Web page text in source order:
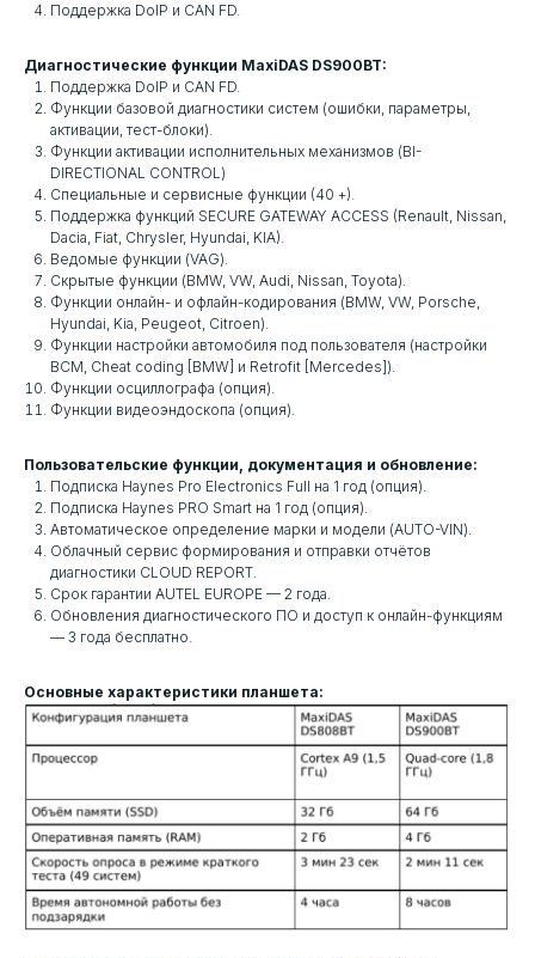
Поддержка DoIP и CAN FD.
Диагностические функции MaxiDAS DS900BT:
Поддержка DoIP и CAN FD.
Функции базовой диагностики систем (ошибки, параметры,
активации, тест-блоки).
Функции активации исполнительных механизмов (BI-
DIRECTIONAL CONTROL)
Специальные и сервисные функции (40 +).
Поддержка функций SECURE GATEWAY ACCESS (Renault, Nissan,
Dacia, Fiat, Chrysler, Hyundai, KIA).
Ведомые функции (VAG).
Скрытые функции (BMW, VW, Audi, Nissan, Toyota).
Функции онлайн- и офлайн-кодирования (BMW, VW, Porsche,
Hyundai, Kia, Peugeot, Citroen).
Функции настройки автомобиля под пользователя (настройки
BCM, Cheat coding [BMW] и Retrofit [Mercedes]).
Функции осциллографа (опция).
Функции видеоэндоскопа (опция).
Пользовательские функции, документация и обновление:
Подписка Haynes Pro Electronics Full на 1 год (опция).
Подписка Haynes PRO Smart на 1 год (опция).
Автоматическое определение марки и модели (AUTO-VIN).
Облачный сервис формирования и отправки отчётов
диагностики CLOUD REPORT.
Срок гарантии AUTEL EUROPE — 2 года.
Обновления диагностического ПО и доступ к онлайн-функциям
— 3 года бесплатно.
Основные характеристики планшета: